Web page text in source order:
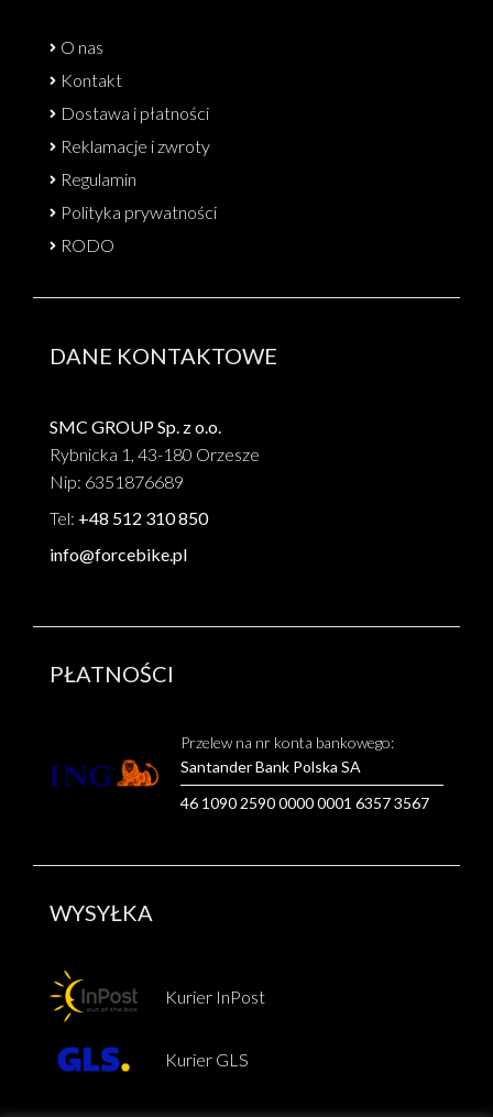
O nas
Kontakt
Dostawa i płatności
Reklamacje i zwroty
Regulamin
Polityka prywatności
RODO
DANE KONTAKTOWE
SMC GROUP Sp. z o.o.
Rybnicka 1, 43-180 Orzesze
Nip: 6351876689
Tel: +48 512 310 850
info@forcebike.pl
PŁATNOŚCI
Przelew na nr konta bankowego:
Santander Bank Polska SA
46 1090 2590 0000 0001 6357 3567
WYSYŁKA
Kurier InPost
Kurier GLS